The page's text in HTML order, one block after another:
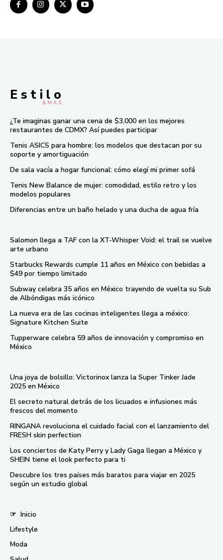
E s t i l o
& M À S
¿Te imaginas ganar una cena de $3,000 en los mejores
restaurantes de CDMX? Así puedes participar
Tenis ASICS para hombre: los modelos que destacan por su
soporte y amortiguación
De sala vacía a hogar funcional: cómo elegí mi primer sofá
Tenis New Balance de mujer: comodidad, estilo retro y los
modelos populares
Diferencias entre un baño helado y una ducha de agua fría
Salomon llega a TAF con la XT-Whisper Void: el trail se vuelve
arte urbano
Starbucks Rewards cumple 11 años en México con bebidas a
$49 por tiempo limitado
Subway celebra 35 años en México trayendo de vuelta su Sub
de Albóndigas más icónico
La nueva era de las cocinas inteligentes llega a méxico:
Signature Kitchen Suite
Tupperware celebra 59 años de innovación y compromiso en
México
Una joya de bolsillo: Victorinox lanza la Super Tinker Jade
2025 en México
El secreto natural detrás de los licuados e infusiones más
frescos del momento
RINGANA revoluciona el cuidado facial con el lanzamiento del
FRESH skin perfection
Los conciertos de Katy Perry y Lady Gaga llegan a México y
SHEIN tiene el look perfecto para ti
Descubre los tres países más baratos para viajar en 2025
según un estudio global
☞ Inicio
Lifestyle
Moda